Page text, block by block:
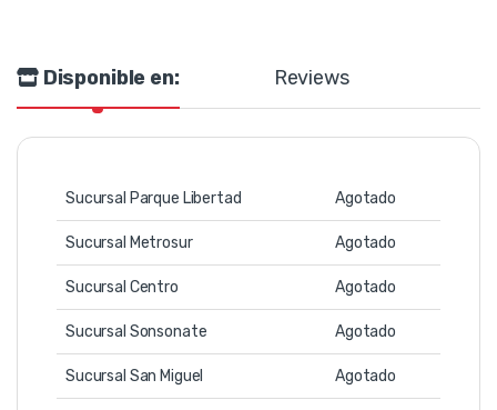
Disponible en: Reviews
Sucursal Parque Libertad Agotado
Sucursal Metrosur Agotado
Sucursal Centro Agotado
Sucursal Sonsonate Agotado
Sucursal San Miguel Agotado